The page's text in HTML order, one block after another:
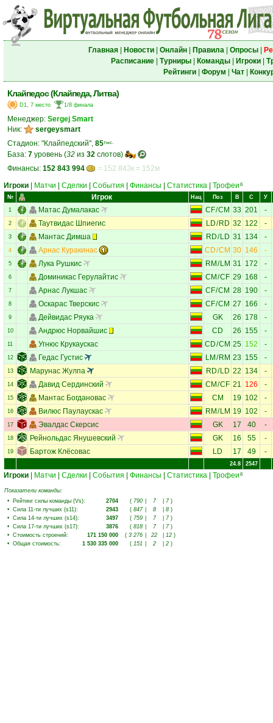
Главная| Новости| Онлайн| Правила| Опросы|
Расписание| Турниры| Команды| Игроки|
Рейтинги| Форум Чат|
Клайпедос (Клайпеда, Литва)
D1, 7 место 1/8 финала
Менеджер: Sergej Smart
Ник:
sergeysmart
Стадион: "Клайпедский", 85тыс.
База: 7 уровень (32 из 32 слотов)
Финансы: 152 843 994
= 152 843к = 152м
Игроки
Матчи Сделки События Финансы Статистика Трофеи 6
№ Игрок Нац Поз В С У
1 Матас Думалакас CF/CM 33 201 -
2 Таутвидас Шпиегис LD/RD 32 122 -
3 Мантас Димша RD/LD 31 134 -
4 Арнас Куракинас CD/CM 30 146 -
5 Лука Рушкис RM /LM 31 172 -
6 Доминикас Герулайтис CM /CF 29 168 -
7 Арнас Лукшас CF/CM 28 190 -
8 Оскарас Тверскис CF/CM 27 166 -
9 Дейвидас Ряука GK 26 178 -
10 Андрюс Норвайшис CD 26 155 -
11 Угнюс Крукаускас CD/CM 25 152 -
12 Гедас Густис LM /RM 23 155 -
13 Марунас Жулпа RD/LD 22 134 -
14 Давид Сердинский CM /CF 21 126 -
15 Мантас Богдановас CM 19 102 -
16 Вилюс Паулаускас RM /LM 19 102 -
17 Эвалдас Скерсис GK 17 40 -
18 Рейнольдас Янушевский GK 16 55 -
19 Бартож Клёсовас LD 17 49 -
24.8 2547
Игроки Матчи Сделки События Финансы Статистика Трофеи 6
Показатели команды:
• Рейтинг силы команды (Vs): 2704 ( 790 7 7)
• Сила 11-ти лучших (s11): 2943 ( 847 8 8 )
• Сила 14-ти лучших (s14): 3497 ( 759 7 7)
• Сила 17-ти лучших (s17): 3876 ( 818 7 7)
• Стоимость строений: 171 150 000 ( 3 276 22 12 )
• Общая стоимость: 1 530 335 000 ( 151 2 2 )